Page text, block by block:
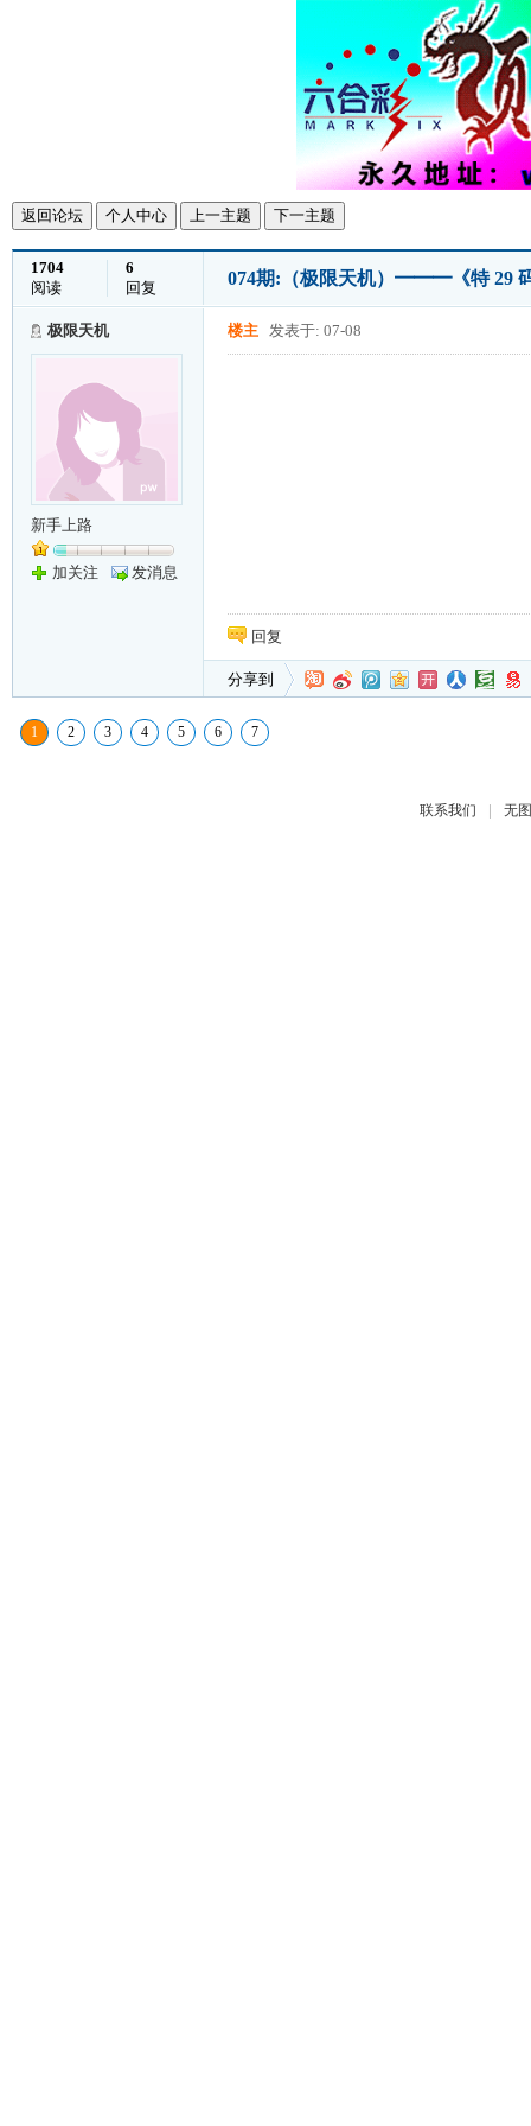
返回论坛 个人中心 上一主题 下一主题
1704
阅读
6
回复
074期:（极限天机）━━━《特 29
极限天机
新手上路
加关注 发消息
楼主 发表于: 07-08
回复
分享到
1 2 3 4 5 6 7
联系我们 | 无